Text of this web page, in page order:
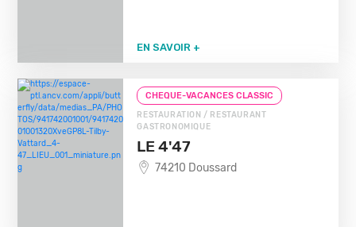
EN SAVOIR +
CHEQUE-VACANCES CLASSIC
RESTAURATION / RESTAURANT
GASTRONOMIQUE
LE 4'47
74210 Doussard